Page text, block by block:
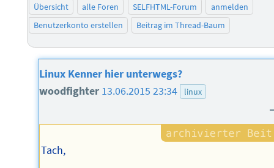
Übersicht alle Foren SELFHTML-Forum
anmelden
Benutzerkonto erstellen
Beitrag im Thread-Baum
Linux Kenner hier unterwegs?
woodfighter 13.06.2015 23:34 linux
Tach,